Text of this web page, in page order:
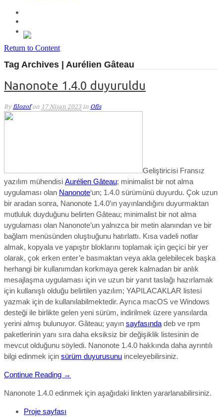
Return to Content
Tag Archives | Aurélien Gâteau
Nanonote 1.4.0 duyuruldu
By filozof on 17 Nisan 2023 in Ofis
Geliştiricisi Fransız
yazılım mühendisi Aurélien Gâteau; minimalist bir not alma
uygulaması olan Nanonote‘un; 1.4.0 sürümünü duyurdu. Çok uzun
bir aradan sonra, Nanonote 1.4.0’ın yayınlandığını duyurmaktan
mutluluk duyduğunu belirten Gâteau; minimalist bir not alma
uygulaması olan Nanonote’un yalnızca bir metin alanından ve bir
bağlam menüsünden oluştıuğunu hatırlattı. Kısa vadeli notlar
almak, kopyala ve yapıştır bloklarını toplamak için geçici bir yer
olarak, çok erken enter’e basmaktan veya akla gelebilecek başka
herhangi bir kullanımdan korkmaya gerek kalmadan bir anlık
mesajlaşma uygulaması için ve uzun bir yanıt taslağı hazırlamak
için kullanışlı olduğu belirtilen yazılım; YAPILACAKLAR listesi
yazmak için de kullanılabilmektedir. Ayrıca macOS ve Windows
desteği ile birlikte gelen yeni sürüm, indirilmek üzere yansılarda
yerini almış bulunuyor. Gâteau; yayın sayfasında deb ve rpm
paketlerinin yanı sıra daha eksiksiz bir değişiklik listesinin de
mevcut olduğunu söyledi. Nanonote 1.4.0 hakkında daha ayrıntılı
bilgi edinmek için sürüm duyurusunu inceleyebilirsiniz.
Continue Reading →
Nanonote 1.4.0 edinmek için aşağıdaki linkten yararlanabilirsiniz.
Proje sayfası